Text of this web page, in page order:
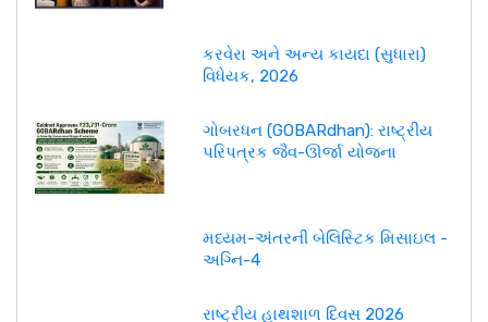
કરવેરા અને અન્ય કાયદા (સુધારા)
વિધેયક, 2026
ગોબરધન (GOBARdhan): રાષ્ટ્રીય
પરિપત્રક જૈવ-ઊર્જા યોજના
મધ્યમ-અંતરની બેલિસ્ટિક મિસાઇલ -
અગ્નિ-4
રાષ્ટ્રીય હાથશાળ દિવસ 2026